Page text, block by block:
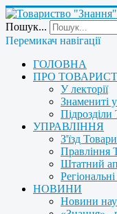
Пошук...
Перемикач навігації
ГОЛОВНА
ПРО
У лекторії
Знамениті
Підрозділи
УПРАВЛІННЯ
З'їзд
Правління
Штатний
НОВИНИ
Новини